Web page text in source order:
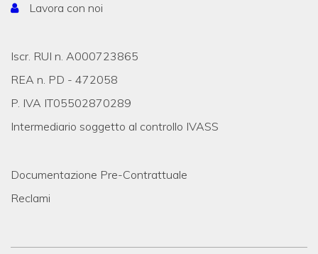
Lavora con noi
Iscr. RUI n. A000723865
REA n. PD - 472058
P. IVA IT05502870289
Intermediario soggetto al controllo IVASS
Documentazione Pre-Contrattuale
Reclami